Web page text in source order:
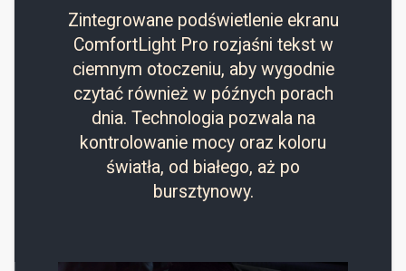
Zintegrowane podświetlenie ekranu
ComfortLight Pro rozjaśni tekst w
ciemnym otoczeniu, aby wygodnie
czytać również w późnych porach
dnia. Technologia pozwala na
kontrolowanie mocy oraz koloru
światła, od białego, aż po
bursztynowy.